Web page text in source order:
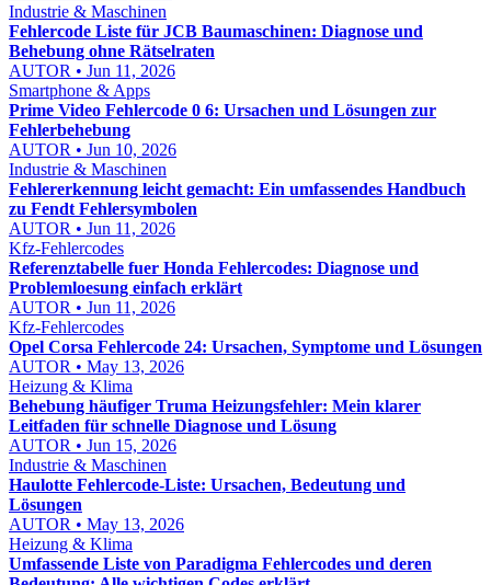
Industrie & Maschinen
Fehlercode Liste für JCB Baumaschinen: Diagnose und
Behebung ohne Rätselraten
AUTOR • Jun 11, 2026
Smartphone & Apps
Prime Video Fehlercode 0 6: Ursachen und Lösungen zur
Fehlerbehebung
AUTOR • Jun 10, 2026
Industrie & Maschinen
Fehlererkennung leicht gemacht: Ein umfassendes Handbuch
zu Fendt Fehlersymbolen
AUTOR • Jun 11, 2026
Kfz-Fehlercodes
Referenztabelle fuer Honda Fehlercodes: Diagnose und
Problemloesung einfach erklärt
AUTOR • Jun 11, 2026
Kfz-Fehlercodes
Opel Corsa Fehlercode 24: Ursachen, Symptome und Lösungen
AUTOR • May 13, 2026
Heizung & Klima
Behebung häufiger Truma Heizungsfehler: Mein klarer
Leitfaden für schnelle Diagnose und Lösung
AUTOR • Jun 15, 2026
Industrie & Maschinen
Haulotte Fehlercode-Liste: Ursachen, Bedeutung und
Lösungen
AUTOR • May 13, 2026
Heizung & Klima
Umfassende Liste von Paradigma Fehlercodes und deren